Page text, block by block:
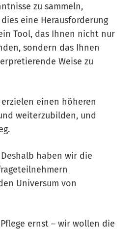
zu sammeln,
eine Herausforderung
Tool, das Ihnen nicht nur
sondern das Ihnen
Weise zu
einen höheren
weiterzubilden, und
haben wir die
Universum von
ernst – wir wollen die